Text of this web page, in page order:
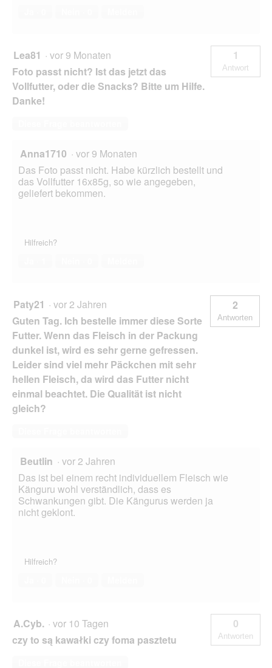
Lea81 · vor 9 Monaten
Foto passt nicht? Ist das jetzt das
Vollfutter, oder die Snacks? Bitte um Hilfe.
Danke!
1
Antwort
Anna1710 · vor 9 Monaten
Das Foto passt nicht. Habe kürzlich bestellt und
das Vollfutter 16x85g, so wie angegeben,
geliefert bekommen.
Hilfreich?
Paty21 · vor 2 Jahren
Guten Tag. Ich bestelle immer diese Sorte
Futter. Wenn das Fleisch in der Packung
dunkel ist, wird es sehr gerne gefressen.
Leider sind viel mehr Päckchen mit sehr
hellen Fleisch, da wird das Futter nicht
einmal beachtet. Die Qualität ist nicht
gleich?
2
Antworten
Beutlin · vor 2 Jahren
Das ist bei einem recht individuellem Fleisch wie
Känguru wohl verständlich, dass es
Schwankungen gibt. Die Kängurus werden ja
nicht geklont.
Hilfreich?
A.Cyb. · vor 10 Tagen
czy to są kawałki czy foma pasztetu
0
Antworten